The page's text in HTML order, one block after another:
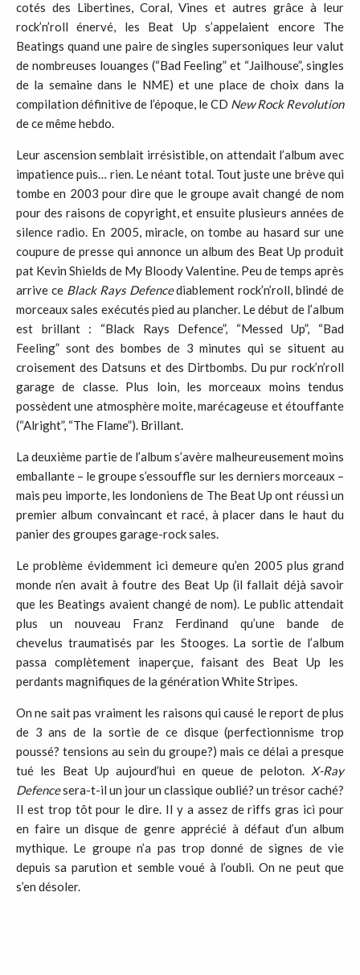
cotés des Libertines, Coral, Vines et autres grâce à leur
rock’n’roll énervé, les Beat Up s’appelaient encore The
Beatings quand une paire de singles supersoniques leur valut
de nombreuses louanges (“Bad Feeling” et “Jailhouse”, singles
de la semaine dans le NME) et une place de choix dans la
compilation définitive de l’époque, le CD New Rock Revolution
de ce même hebdo.
Leur ascension semblait irrésistible, on attendait l’album avec
impatience puis… rien. Le néant total. Tout juste une brève qui
tombe en 2003 pour dire que le groupe avait changé de nom
pour des raisons de copyright, et ensuite plusieurs années de
silence radio. En 2005, miracle, on tombe au hasard sur une
coupure de presse qui annonce un album des Beat Up produit
pat Kevin Shields de My Bloody Valentine. Peu de temps après
arrive ce Black Rays Defencediablement rock’n’roll, blindé de
morceaux sales exécutés pied au plancher. Le début de l’album
est brillant : “Black Rays Defence”, “Messed Up”, “Bad
Feeling” sont des bombes de 3 minutes qui se situent au
croisement des Datsuns et des Dirtbombs. Du pur rock’n’roll
garage de classe. Plus loin, les morceaux moins tendus
possèdent une atmosphère moite, marécageuse et étouffante
(“Alright”, “The Flame”). Brillant.
La deuxième partie de l’album s’avère malheureusement moins
emballante – le groupe s’essouffle sur les derniers morceaux –
mais peu importe, les londoniens de The Beat Up ont réussi un
premier album convaincant et racé, à placer dans le haut du
panier des groupes garage-rock sales.
Le problème évidemment ici demeure qu’en 2005 plus grand
monde n’en avait à foutre des Beat Up (il fallait déjà savoir
que les Beatings avaient changé de nom). Le public attendait
plus un nouveau Franz Ferdinand qu’une bande de
chevelus traumatisés par les Stooges. La sortie de l’album
passa complètement inaperçue, faisant des Beat Up les
perdants magnifiques de la génération White Stripes.
On ne sait pas vraiment les raisons qui causé le report de plus
de 3 ans de la sortie de ce disque (perfectionnisme trop
poussé? tensions au sein du groupe?) mais ce délai a presque
tué les Beat Up aujourd’hui en queue de peloton. X-Ray
Defencesera-t-il un jour un classique oublié? un trésor caché?
Il est trop tôt pour le dire. Il y a assez de riffs gras ici pour
en faire un disque de genre apprécié à défaut d’un album
mythique. Le groupe n’a pas trop donné de signes de vie
depuis sa parution et semble voué à l’oubli. On ne peut que
s’en désoler.